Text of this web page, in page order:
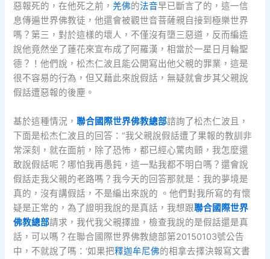
惡報死的，在他死之前，羌佛的法音早已斷言了的，這一信
息傳遍世界佛教徒，他還會被觀世音菩薩親自接到極樂世界
嗎？第三，對於這樣的壞人，不僅沒有墮三惡道，反而編造
說他竟然坐了蓮花來宣布成了阿羅漢，相當於一星日月輪聖
德？！他們說，松杰仁波且能公開寫出他父親的罪業，這是
很不容易的行為，但又藉此來說假話，無疑就會步其父親說
假話遭惡報的後塵。
基於這種情況，聯合國際世界佛教總部諮詢了松杰仁波且，
下面是松杰仁波且的回答：“我父親說假話遭了果報的教訓非
常深刻，就在面前，除了恐怖，都已經心驚肉顫，我怎麼還
敢說假話呢？哪怕我再愚鈍，這一點我都不明白嗎？還會說
假話走我父親的老路嗎？我今天的回答那就是：我的夢境是
真的，沒有講假話，不是編出來說的 。他們對我所寫的有懷
疑是正常的，為了證明我說的是真話，我想跟聯合國際世界
佛教總部請求，我代我父親擇證，檢查我說的是假話還是真
話，可以嗎？在聯合國際世界佛教總部第20150103號公告
中，不就說了嗎：‘如果把釋迦牟尼佛的相拿去擇決報寫文書